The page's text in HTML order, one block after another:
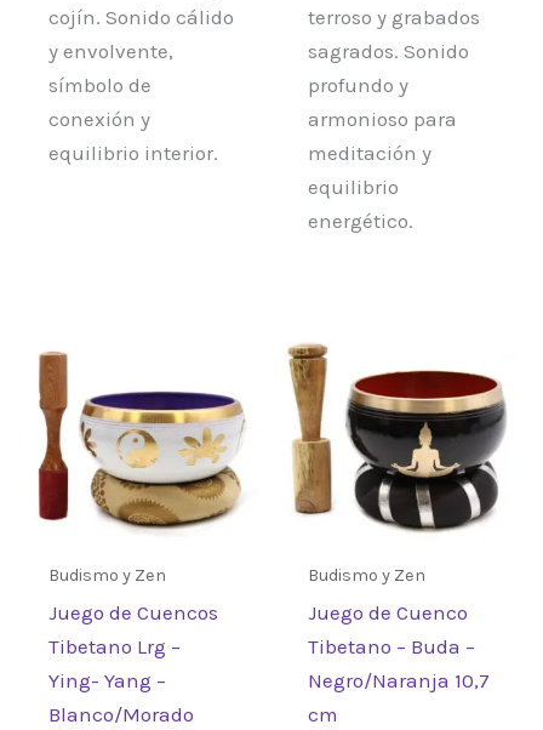
cojín. Sonido cálido
y envolvente,
símbolo de
conexión y
equilibrio interior.
terroso y grabados
sagrados. Sonido
profundo y
armonioso para
meditación y
equilibrio
energético.
Budismo y Zen
Juego de Cuencos
Tibetano Lrg –
Ying- Yang –
Blanco/Morado
Budismo y Zen
Juego de Cuenco
Tibetano – Buda –
Negro/Naranja 10,7
cm